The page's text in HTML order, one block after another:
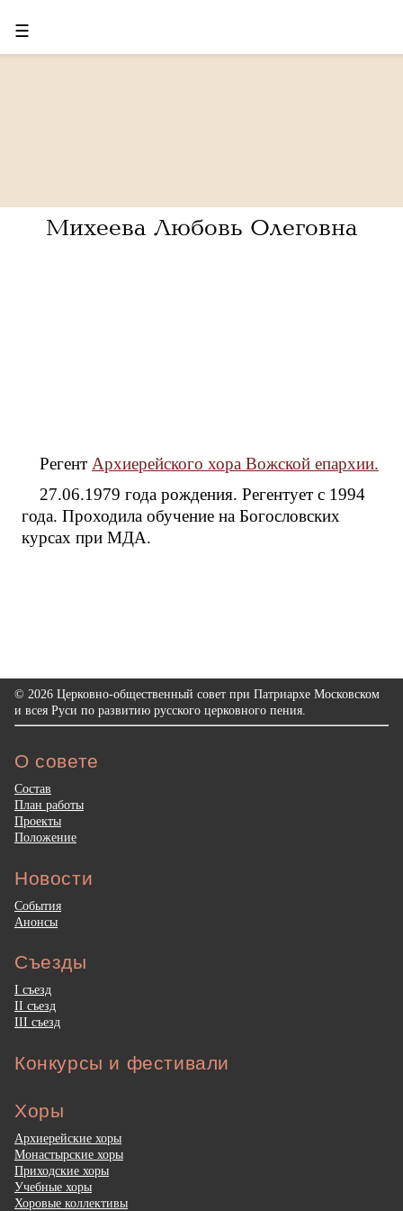
☰
Михеева Любовь Олеговна
Регент Архиерейского хора Вожской епархии.
27.06.1979 года рождения. Регентует с 1994
года. Проходила обучение на Богословских
курсах при МДА.
© 2026 Церковно-общественный совет при Патриархе Московском
и всея Руси по развитию русского церковного пения.
О совете
Состав
План работы
Проекты
Положение
Новости
События
Анонсы
Съезды
I съезд
II съезд
III съезд
Конкурсы и фестивали
Хоры
Архиерейские хоры
Монастырские хоры
Приходские хоры
Учебные хоры
Хоровые коллективы